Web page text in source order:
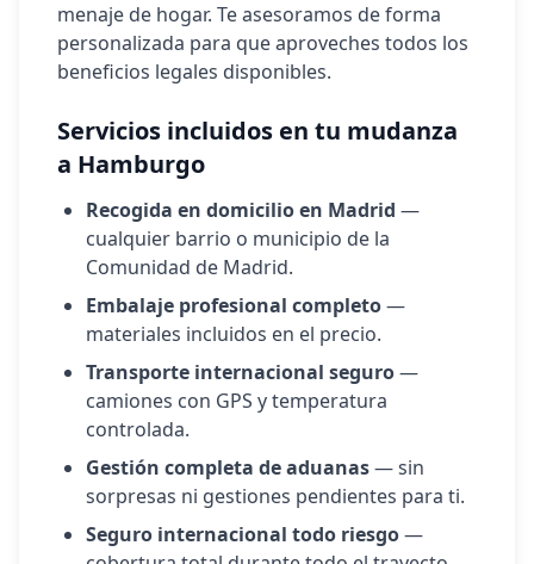
menaje de hogar. Te asesoramos de forma
personalizada para que aproveches todos los
beneficios legales disponibles.
Servicios incluidos en tu mudanza
a Hamburgo
Recogida en domicilio en Madrid —
cualquier barrio o municipio de la
Comunidad de Madrid.
Embalaje profesional completo—
materiales incluidos en el precio.
Transporte internacional seguro—
camiones con GPS y temperatura
controlada.
Gestión completa de aduanas— sin
sorpresas ni gestiones pendientes para ti.
Seguro internacional todo riesgo—